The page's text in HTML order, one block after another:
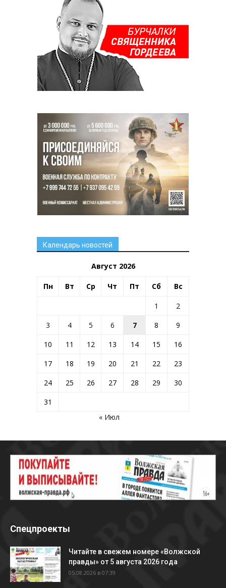
Календарь новостей
Август 2026
Пн Вт Ср Чт Пт Сб Вс
1
2
3
4 5 6 7 8
9
10
11 12 13 14 15
16
17
18 19 20 21 22
23
24
25 26 27 28 29
30
31
« Июл
Спецпроекты
Читайте в свежем номере «Волжской
правды» от 5 августа 2026 года
05.08.2026 в 07:39